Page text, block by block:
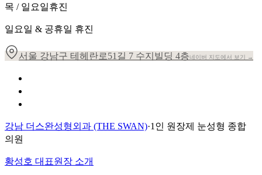
목 / 일요일휴진
일요일 & 공휴일 휴진
서울 강남구 테헤란로51길 7 수지빌딩 4층네이버 지도에서 보기 →
강남 더스완성형외과 (THE SWAN)·1인 원장제 눈성형 종합
의원
황성호 대표원장 소개